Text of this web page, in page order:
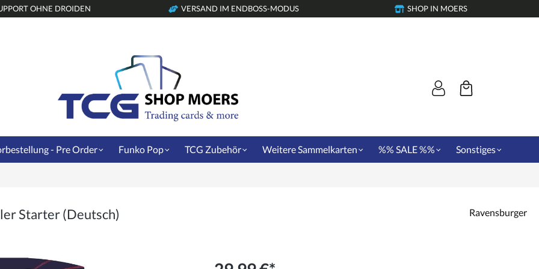
OHNE DROIDEN VERSAND IM ENDBOSS-MODUS SHOP IN MOERS
- Pre Order Funko Pop TCG Zubehör Weitere Sammelkarten %% SALE %% Sonstiges
Starter (Deutsch) Ravensburger